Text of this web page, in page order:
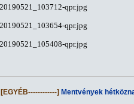
[EGYÉB------------] Mentvények